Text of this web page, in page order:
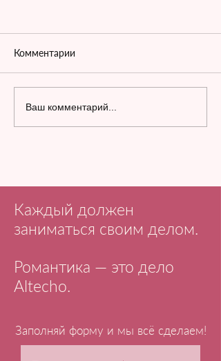
Комментарии
Ваш комментарий...
Каждый должен
заниматься своим делом.
Романтика — это дело
Altecho.
Заполняй форму и мы всё сделаем!